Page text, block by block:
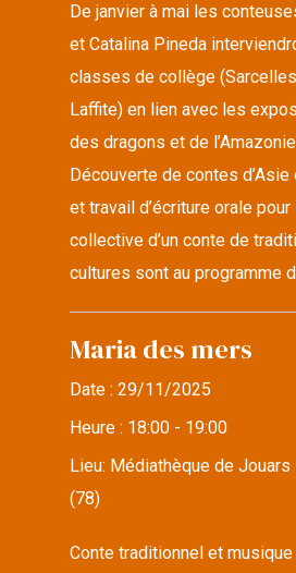
De janvier à mai les
et Catalina Pineda
classes de collège
Laffite) en lien avec les
des dragons et de
Découverte de contes d’Asie
et travail d’écriture orale
collective d’un conte de
cultures sont au programme
Maria des mers
Date :29/11/2025
Heure : 18:00 - 19:00
Lieu: Médiathèque de Jouars
(78)
Conte traditionnel et